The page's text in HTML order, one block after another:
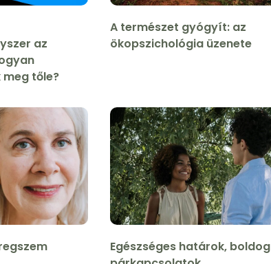
az
tőle?
A természet gyógyít: az
ökopszichológia üzenete
Egészséges határok, boldog